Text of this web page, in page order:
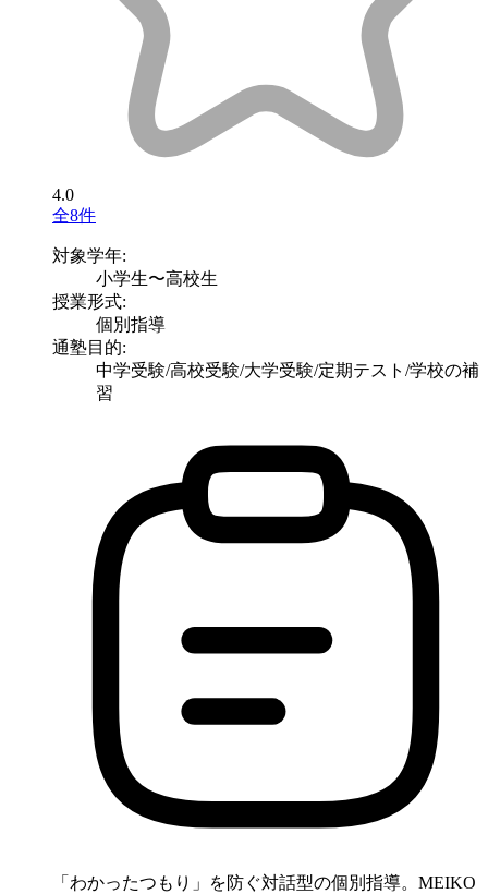
4.0
全8件
対象学年:
小学生〜高校生
授業形式:
個別指導
通塾目的:
中学受験/高校受験/大学受験/定期テスト/学校の補
習
「わかったつもり」を防ぐ対話型の個別指導。MEIKO